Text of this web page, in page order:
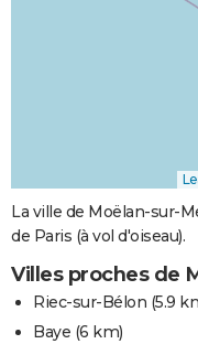
La ville de Moëlan-sur-
de Paris (à vol d'oiseau).
Villes proches de
Riec-sur-Bélon (5.9
Baye (6 km)